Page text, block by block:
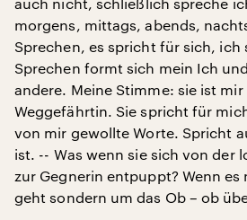
morgens, mittags, abends,
Sprechen, es spricht für sich, ich
Sprechen formt sich mein Ich
andere. Meine Stimme: sie ist
Weggefährtin. Sie spricht für
von mir gewollte Worte. Spricht
ist. -- Was wenn sie sich von der
zur Gegnerin entpuppt? Wenn es
geht sondern um das Ob – ob